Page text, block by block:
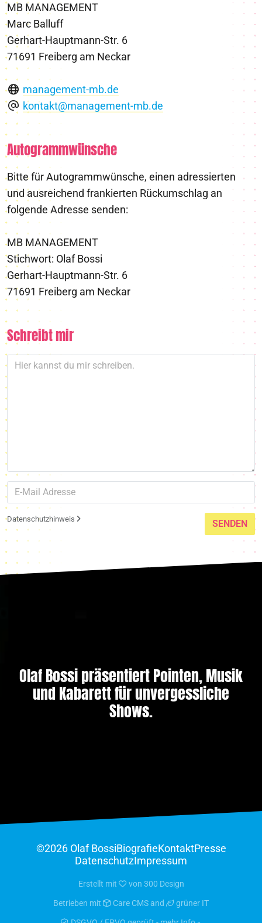
MB MANAGEMENT
Marc Balluff
Gerhart-Hauptmann-Str. 6
71691 Freiberg am Neckar
management-mb.de
kontakt@management-mb.de
Autogrammwünsche
Bitte für Autogrammwünsche, einen adressierten
und ausreichend frankierten Rückumschlag an
folgende Adresse senden:
MB MANAGEMENT
Stichwort: Olaf Bossi
Gerhart-Hauptmann-Str. 6
71691 Freiberg am Neckar
Schreibt mir
Datenschutzhinweis SENDEN
Olaf Bossi präsentiert Pointen, Musik
und Kabarett für unvergessliche
Shows.
©2026 Olaf BossiBiografieKontaktPresse
DatenschutzImpressum
Erstellt mit von 300 Design
Betrieben mit Care CMSand grüner IT